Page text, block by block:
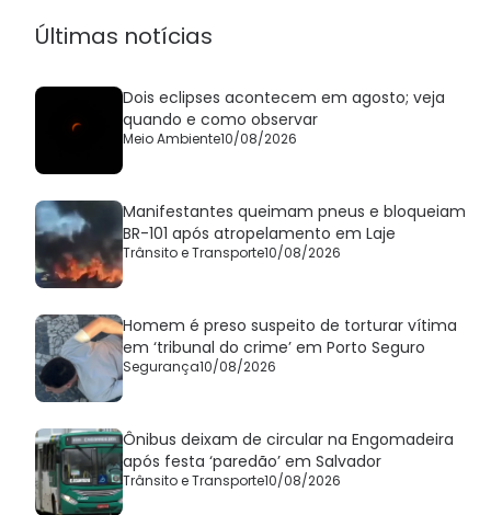
Últimas notícias
Dois eclipses acontecem em agosto; veja
quando e como observar
Meio Ambiente10/08/2026
Manifestantes queimam pneus e bloqueiam
BR-101 após atropelamento em Laje
Trânsito e Transporte10/08/2026
Homem é preso suspeito de torturar vítima
em ‘tribunal do crime’ em Porto Seguro
Segurança10/08/2026
Ônibus deixam de circular na Engomadeira
após festa ‘paredão’ em Salvador
Trânsito e Transporte10/08/2026